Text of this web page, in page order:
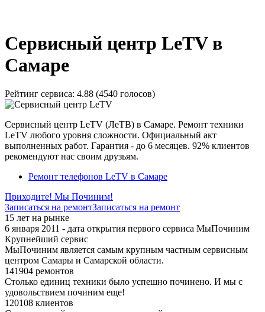
Сервисный центр LeTV в
Самаре
Рейтинг сервиса: 4.88 (4540 голосов)
Сервисный центр LeTV (ЛеТВ) в Самаре. Ремонт техники
LeTV любого уровня сложности. Официальный акт
выполненных работ. Гарантия - до 6 месяцев. 92% клиентов
рекомендуют нас своим друзьям.
Ремонт телефонов LeTV в Самаре
Приходите! Мы Починим!
Записаться на ремонтЗаписаться на ремонт
15 лет на рынке
6 января 2011 - дата открытия первого сервиса МыПочиним
Крупнейший сервис
МыПочиним является самым крупным частным сервисным
центром Самары и Самарской области.
141904 ремонтов
Столько единиц техники было успешно починено. И мы с
удовольствием починим еще!
120108 клиентов